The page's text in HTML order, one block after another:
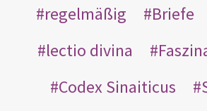
regelmäßig
Briefe
lectio divina
Codex Sinaiticus